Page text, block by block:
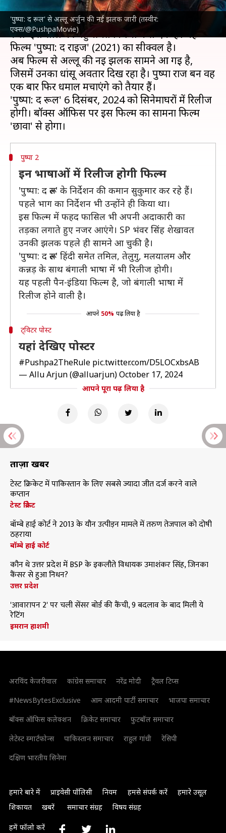
'पुष्पा: द रूल' से अल्लू अर्जुन की नई झलक जारी (तस्वीर:
एक्स/@PushpaMovie)
अल्लू अर्जुनऔररश्मिका मंदानाकी फिल्म 'पुष्पा: द
रूल' इस साल की बहुचर्चित फिल्मों में से एक है। यह
फिल्म 'पुष्पा: द राइज' (2021) का सीक्वल है।
अब फिल्म से अल्लू की नई झलक सामने आ गई है,
जिसमें उनका धांसू अवतार दिख रहा है। पुष्पा राज बन वह
एक बार फिर धमाल मचाएंगे को तैयार हैं।
'पुष्पा: द रूल' 6 दिसंबर, 2024 को सिनेमाघरों में रिलीज
होगी। बॉक्स ऑफिस पर इस फिल्म का सामना फिल्म
पुष्पा 2
इन भाषाओं में रिलीज होगी फिल्म
'पुष्पा: द रूल' के निर्देशन की कमान सुकुमार कर रहे हैं।
पहले भाग का निर्देशन भी उन्होंने ही किया था।
इस फिल्म में फहद फासिल भी अपनी अदाकारी का
तड़का लगाते हुए नजर आएंगे। SP भंवर सिंह शेखावत
उनकी झलक पहले ही सामने आ चुकी है।
'पुष्पा: द रूल' हिंदी समेत तमिल, तेलुगु, मलयालम और
कन्नड़ के साथ बंगाली भाषा में भी रिलीज होगी।
यह पहली पैन-इंडिया फिल्म है, जो बंगाली भाषा में
रिलीज होने वाली है।
आपने 50% पढ़ लिया है
ट्विटर पोस्ट
यहां देखिए पोस्टर
#Pushpa2TheRule pic.twitter.com/D5LOCxbsAB
— Allu Arjun (@alluarjun)October 17, 2024
आपने पूरा पढ़ लिया है
ताज़ा खबरें
टेस्ट क्रिकेट में पाकिस्तान के लिए सबसे ज्यादा जीत दर्ज करने वाले
कप्तान
टेस्ट क्रिकेट
बॉम्बे हाई कोर्ट ने 2013 के यौन उत्पीड़न मामले में तरुण तेजपाल को दोषी
ठहराया
बॉम्बे हाई कोर्ट
कौन थे उत्तर प्रदेश में BSP के इकलौते विधायक उमाशंकर सिंह, जिनका
कैंसर से हुआ निधन?
उत्तर प्रदेश
'आवारापन 2' पर चली सेंसर बोर्ड की कैंची, 9 बदलाव के बाद मिली ये
रेटिंग
इमरान हाशमी
अरविंद केजरीवाल कांग्रेस समाचार नरेंद्र मोदी
ट्रैवल टिप्स
#NewsBytesExclusive
आम आदमी पार्टी समाचार
भाजपा समाचार
बॉक्स ऑफिस कलेक्शन
क्रिकेट समाचार
फुटबॉल समाचार
लेटेस्ट स्मार्टफोन्स
पाकिस्तान समाचार राहुल गांधी
रेसिपी
दक्षिण भारतीय सिनेमा
हमारे बारे में प्राइवेसी पॉलिसी नियम हमसे संपर्क करें
हमारे उसूल
शिकायत
खबरें समाचार संग्रह विषय संग्रह
हमें फॉलो करें